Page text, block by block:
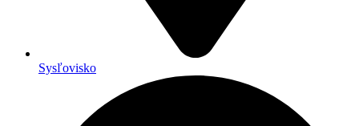
Sysľovisko